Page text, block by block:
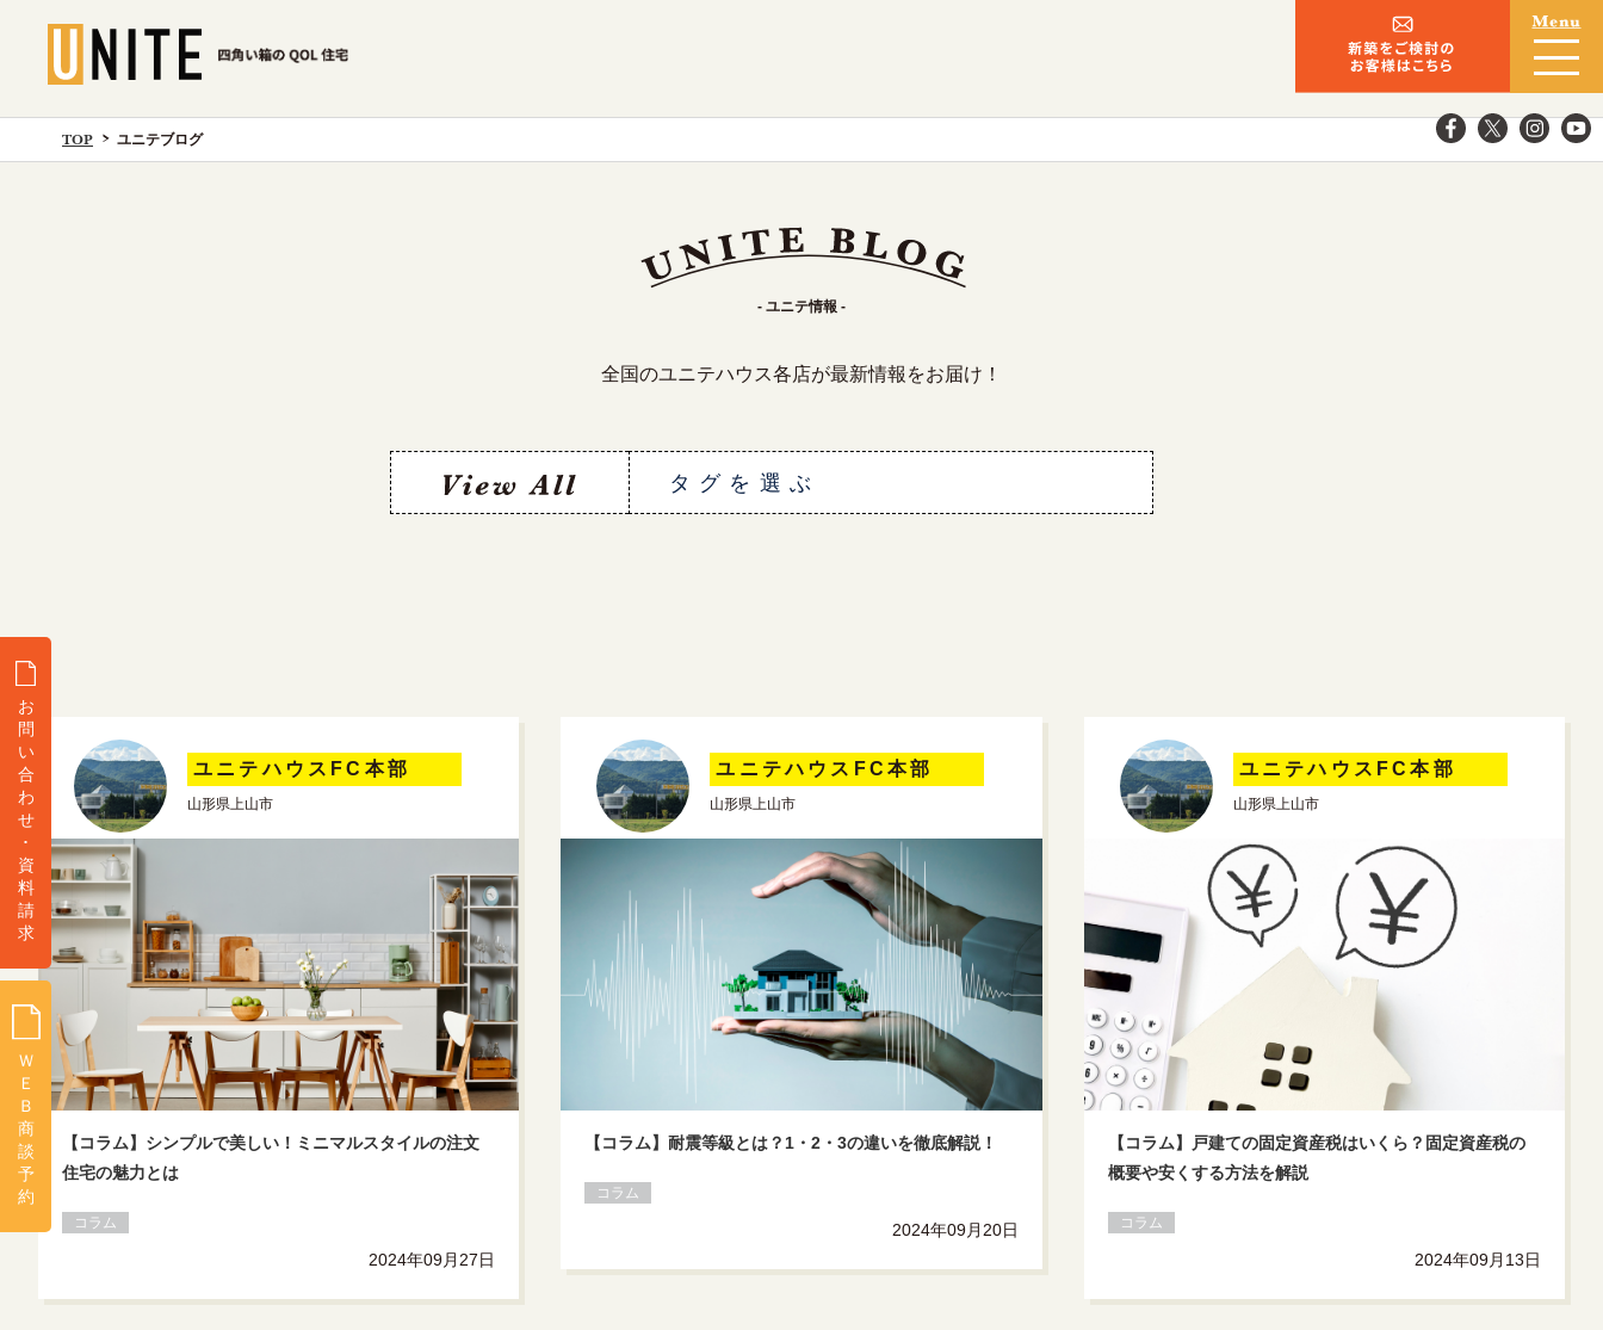
TOP ユニテブログ
- ユニテ情報 -
全国のユニテハウス各店が最新情報をお届け！
タグを選ぶ
ユニテハウスFC本部
山形県上山市
【コラム】シンプルで美しい！ミニマルスタイルの注文
住宅の魅力とは
コラム
2024年09月27日
ユニテハウスFC本部
山形県上山市
【コラム】耐震等級とは？1・2・3の違いを徹底解説！
コラム
2024年09月20日
ユニテハウスFC本部
山形県上山市
【コラム】戸建ての固定資産税はいくら？固定資産税の
概要や安くする方法を解説
コラム
2024年09月13日
お
問
い
合
わ
せ
･
資
料
請
求
Ｗ
Ｅ
Ｂ
商
談
予
約